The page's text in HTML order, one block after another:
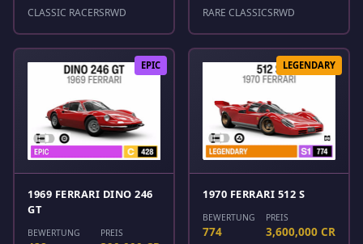
CLASSIC RACERSRWD RARE CLASSICSRWD
EPIC
1969 FERRARI DINO 246
GT
BEWERTUNG PREIS
LEGENDARY
1970 FERRARI 512 S
BEWERTUNG
774
PREIS
3,600,000 CR